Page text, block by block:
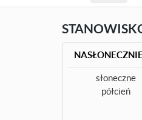
słoneczne
półcień